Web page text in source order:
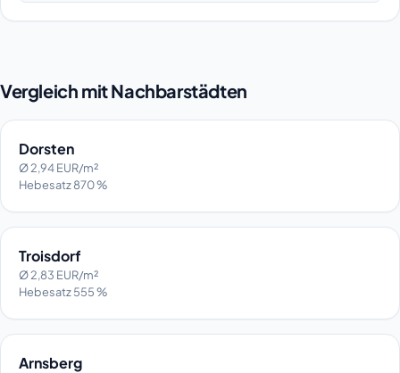
Vergleich mit Nachbarstädten
Dorsten
Ø 2,94 EUR/m²
Hebesatz 870 %
Troisdorf
Ø 2,83 EUR/m²
Hebesatz 555 %
Arnsberg